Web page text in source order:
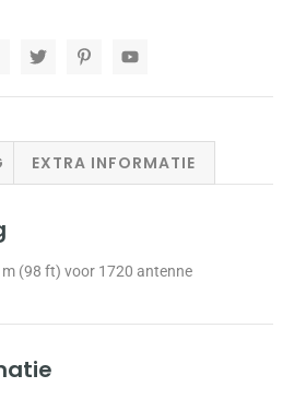
EXTRA INFORMATIE
(98 ft) voor 1720 antenne